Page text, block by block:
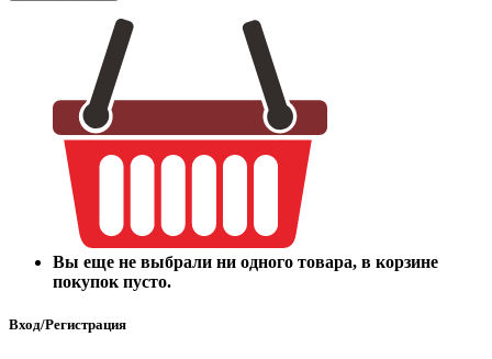
Вы еще не выбрали ни одного товара, в корзине
покупок пусто.
Вход/Регистрация